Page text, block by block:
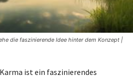
die faszinierende Idee hinter dem Konzept |
ist ein faszinierendes